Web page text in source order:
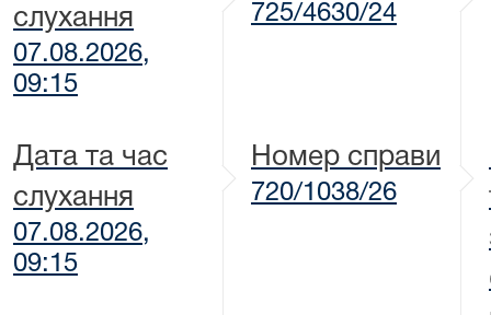
слухання
07.08.2026,
09:15
725/4630/24
Дата та час
слухання
07.08.2026,
09:15
Номер справи
720/1038/26